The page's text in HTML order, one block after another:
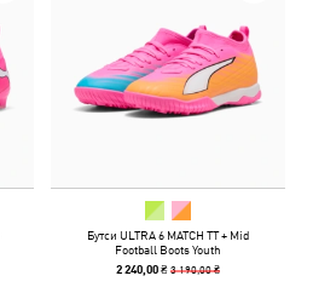
Бутси ULTRA 6 MATCH TT + Mid
Football Boots Youth
2 240,00 ₴3 190,00 ₴